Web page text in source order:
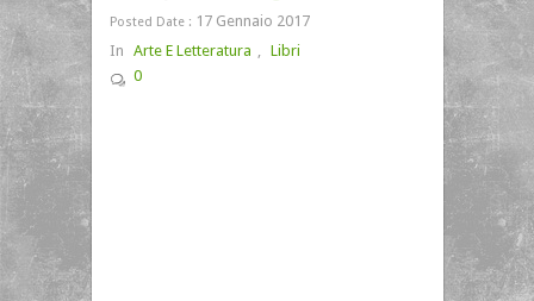
Posted Date : 17 Gennaio 2017
In Arte E Letteratura , Libri
0